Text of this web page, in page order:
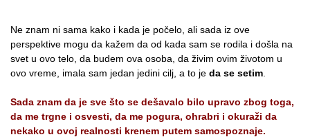
Ne znam ni sama kako i kada je počelo, ali sada iz ove
perspektive mogu da kažem da od kada sam se rodila i došla na
svet u ovo telo, da budem ova osoba, da živim ovim životom u
ovo vreme, imala sam jedan jedini cilj, a to je da se setim
Sada znam da je sve što se dešavalo bilo upravo zbog toga,
da me trgne i osvesti, da me pogura, ohrabri i okuraži da
nekako u ovoj realnosti krenem putem samospoznaje.